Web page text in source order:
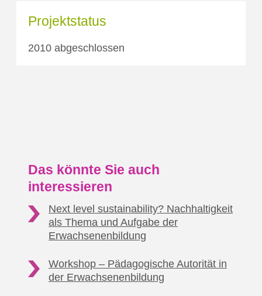
Projektstatus
2010 abgeschlossen
Das könnte Sie auch
interessieren
Next level sustainability? Nachhaltigkeit
als Thema und Aufgabe der
Erwachsenenbildung
Workshop – Pädagogische Autorität in
der Erwachsenenbildung